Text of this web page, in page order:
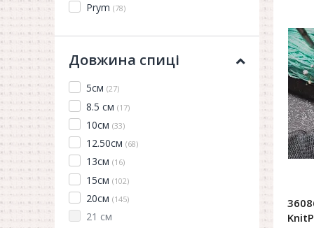
Prym (78)
Довжина спиці
5см (27)
8.5 см (17)
10см (33)
12.50см (68)
13см (16)
15см (102)
20см (145)
21 см